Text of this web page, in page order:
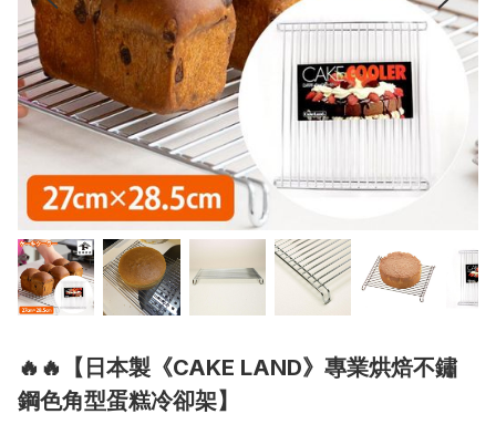
🔥🔥【日本製《CAKE LAND》專業烘焙不鏽
鋼色角型蛋糕冷卻架】